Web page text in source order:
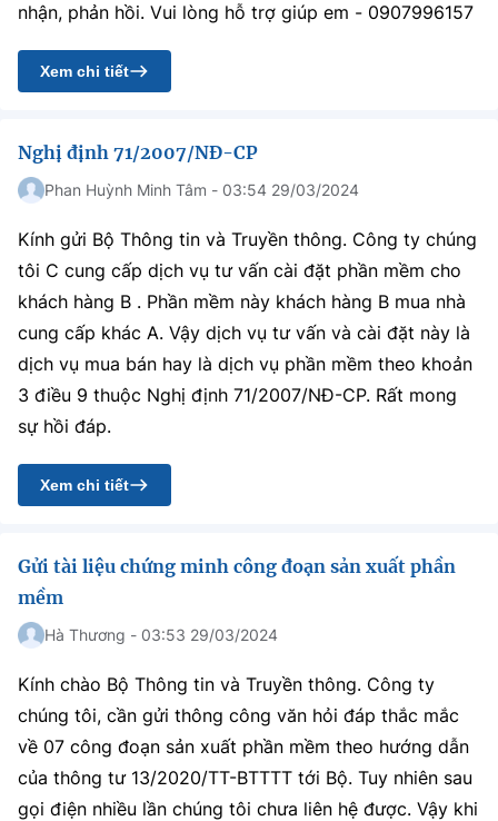
nhận, phản hồi. Vui lòng hỗ trợ giúp em - 0907996157
Xem chi tiết
Nghị định 71/2007/NĐ-CP
Phan Huỳnh Minh Tâm - 03:54 29/03/2024
Kính gửi Bộ Thông tin và Truyền thông. Công ty chúng
tôi C cung cấp dịch vụ tư vấn cài đặt phần mềm cho
khách hàng B . Phần mềm này khách hàng B mua nhà
cung cấp khác A. Vậy dịch vụ tư vấn và cài đặt này là
dịch vụ mua bán hay là dịch vụ phần mềm theo khoản
3 điều 9 thuộc Nghị định 71/2007/NĐ-CP. Rất mong
sự hồi đáp.
Xem chi tiết
Gửi tài liệu chứng minh công đoạn sản xuất phần
mềm
Hà Thương - 03:53 29/03/2024
Kính chào Bộ Thông tin và Truyền thông. Công ty
chúng tôi, cần gửi thông công văn hỏi đáp thắc mắc
về 07 công đoạn sản xuất phần mềm theo hướng dẫn
của thông tư 13/2020/TT-BTTTT tới Bộ. Tuy nhiên sau
gọi điện nhiều lần chúng tôi chưa liên hệ được. Vậy khi